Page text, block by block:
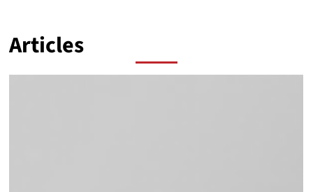
Articles